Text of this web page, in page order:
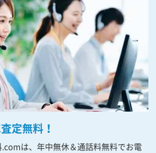
定無料！
は、年中無休＆通話料無料でお電